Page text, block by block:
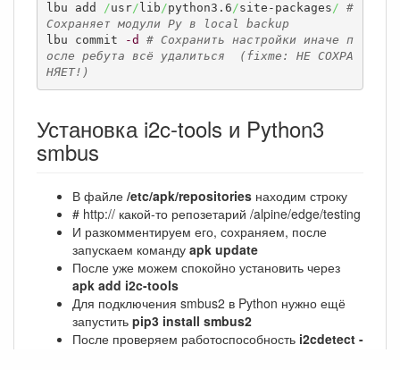
lbu add /usr/ lib/python3.6/site-packages/ #
Сохраняет модули Py в local backup
lbu commit
-d
# Сохранить настройки иначе п
осле ребута всё удалиться  (fixme: НЕ СОХРА
НЯЕТ!)
Установка i2c-tools и Python3
smbus
В файле /etc/apk/repositories находим строку
# http:// какой-то репозетарий /alpine/edge/testing
И разкомментируем его, сохраняем, после
запускаем команду apk update
После уже можем спокойно установить через
apk add i2c-tools
Для подключения smbus2 в Python нужно ещё
запустить pip3 install smbus2
После проверяем работоспособность i2cdetect -